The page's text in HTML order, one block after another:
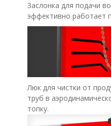
Заслонка для подачи
эффективно работает
Люк для чистки от
труб в
топку.